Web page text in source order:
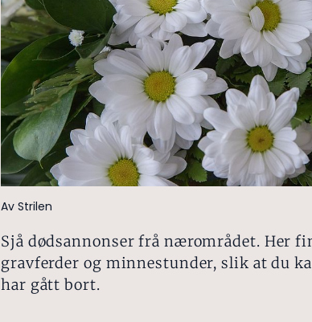
Av Strilen
Sjå dødsannonser frå nærområdet. Her
gravferder og minnestunder, slik at du
har gått bort.